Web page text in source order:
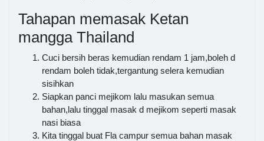
Tahapan memasak Ketan
mangga Thailand
Cuci bersih beras kemudian rendam 1 jam,boleh d
rendam boleh tidak,tergantung selera kemudian
sisihkan
Siapkan panci mejikom lalu masukan semua
bahan,lalu tinggal masak d mejikom seperti masak
nasi biasa
Kita tinggal buat Fla campur semua bahan masak